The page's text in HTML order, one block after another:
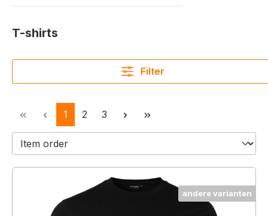
T-shirts
Filter
Pagina
1 Pagina
2 Pagina
3
andere varianten